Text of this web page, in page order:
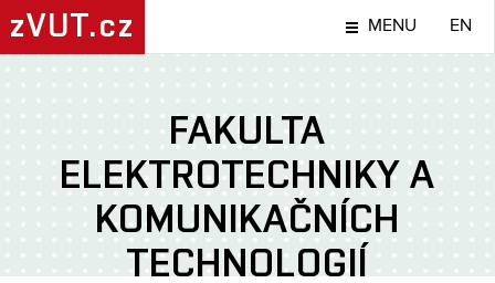
zVUT.cz MENU EN
FAKULTA
ELEKTROTECHNIKY A
KOMUNIKAČNÍCH
TECHNOLOGIÍ